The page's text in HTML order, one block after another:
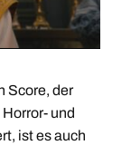
Score, der
und
ist es auch